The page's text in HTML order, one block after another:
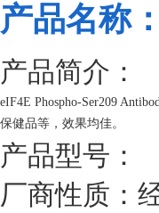
产品名称：
产品简介：
eIF4E Phospho-Ser209
保健品等，效果均佳。
产品型号：
厂商性质：